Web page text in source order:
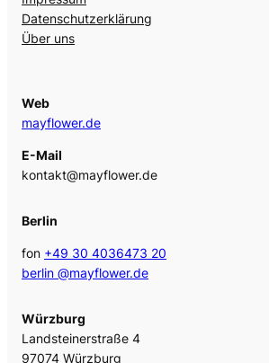
Datenschutzerklärung
Über uns
Web
mayflower.de
E-Mail
kontakt@mayflower.de
Berlin
fon +49 30 4036473 20
berlin @mayflower.de
Würzburg
Landsteinerstraße 4
97074 Würzburg